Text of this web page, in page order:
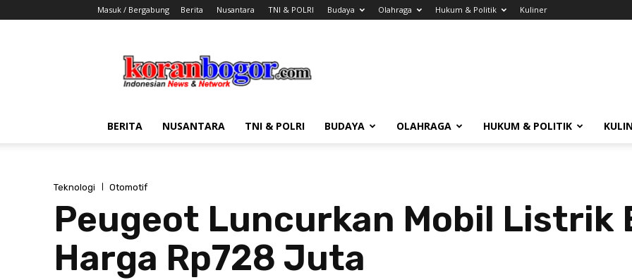
Masuk / Bergabung Berita Nusantara TNI & POLRI Budaya Olahraga Hukum & Politik Kuliner
Bogor
BERITA NUSANTARA TNI & POLRI BUDAYA OLAHRAGA HUKUM & POLITIK
Teknologi Otomotif
Peugeot Luncurkan Mobil Listrik
Harga Rp728 Juta